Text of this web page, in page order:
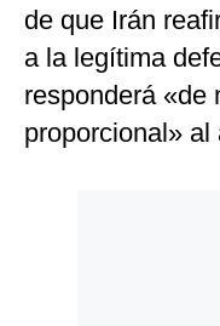
de que Irán
a la legítima
responderá «de
proporcional»